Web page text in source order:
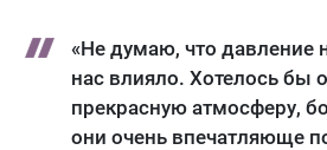
«Не думаю, что давление
нас влияло. Хотелось бы
прекрасную атмосферу,
они очень впечатляюще